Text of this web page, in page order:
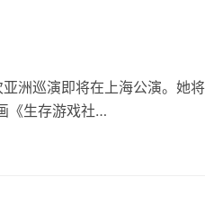
洲巡演即将在上海公演。她
《生存游戏社…